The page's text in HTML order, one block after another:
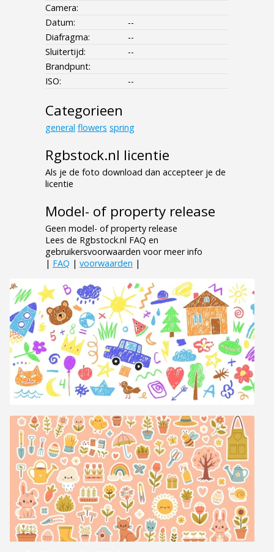
Camera:
Datum:
--
Diafragma:
--
Sluitertijd:
--
Brandpunt:
ISO:
--
Categorieen
general flowers spring
Rgbstock.nl licentie
Als je de foto download dan accepteer je de
licentie
Model- of property release
Geen model- of property release
Lees de Rgbstock.nl FAQ en
gebruikersvoorwaarden voor meer info
| FAQ | voorwaarden |